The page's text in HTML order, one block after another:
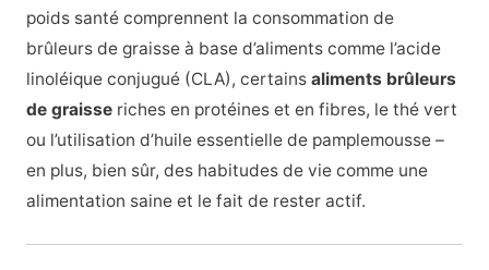
poids santé comprennent la consommation de
brûleurs de graisse à base d’aliments comme l’acide
linoléique conjugué (CLA), certains aliments brûleurs
de graisse riches en protéines et en fibres, le thé vert
ou l’utilisation d’huile essentielle de pamplemousse –
en plus, bien sûr, des habitudes de vie comme une
alimentation saine et le fait de rester actif.